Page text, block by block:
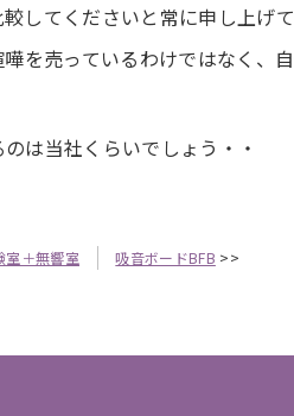
してくださいと常に申し上げ
を売っているわけではなく、自
は当社くらいでしょう・・
室＋無響室 吸音ボードBFB >>